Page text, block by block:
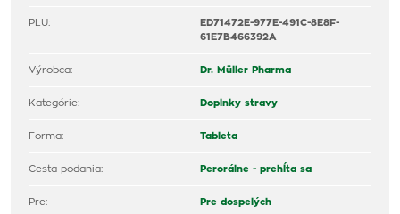
PLU:
ED71472E-977E-491C-8E8F-
61E7B466392A
Výrobca: Dr. Müller Pharma
Kategórie: Doplnky stravy
Forma: Tableta
Cesta podania: Perorálne - prehĺta sa
Pre: Pre dospelých